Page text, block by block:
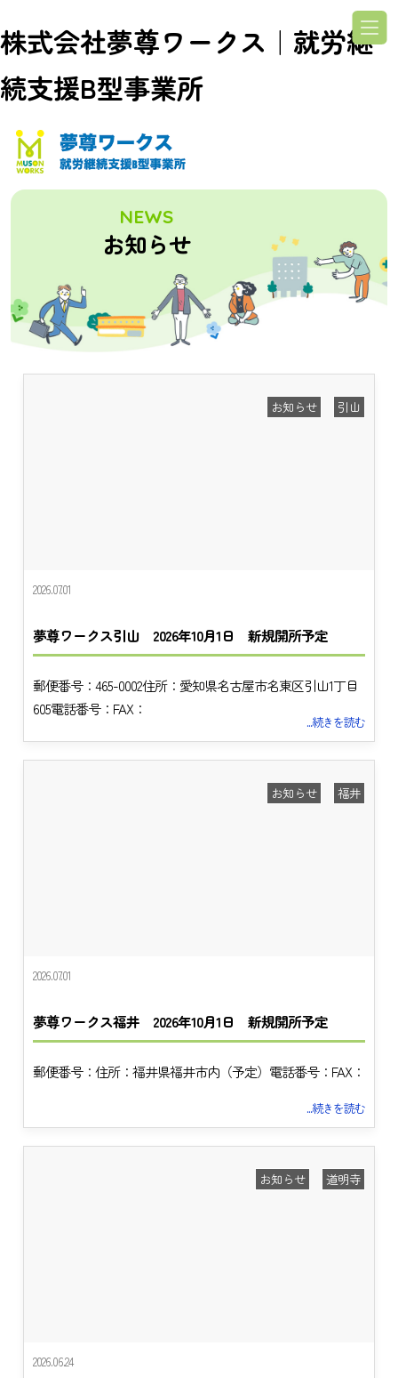
株式会社夢尊ワークス｜就労継
続支援B型事業所
NEWS
お知らせ
2026.07.01
夢尊ワークス引山 2026年10月1日 新規開所予定
お知らせ 引山
郵便番号：465-0002住所：愛知県名古屋市名東区引山1丁目
605電話番号：FAX：
...続きを読む
2026.07.01
夢尊ワークス福井 2026年10月1日 新規開所予定
お知らせ 福井
郵便番号：住所：福井県福井市内（予定）電話番号：FAX：
...続きを読む
2026.06.24
お知らせ 道明寺